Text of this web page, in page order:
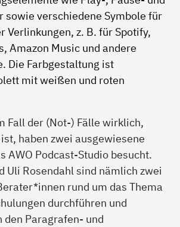
Fall der (Not-) Fälle wirklich,
haben zwei ausgewiesene
AWO Podcast-Studio besucht.
Uli Rosendahl sind nämlich zwei
rund um das Thema
durchführen und
den Paragrafen- und